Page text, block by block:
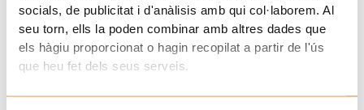
socials, de publicitat i d'anàlisis amb qui col·laborem. Al
seu torn, ells la poden combinar amb altres dades que
els hàgiu proporcionat o hagin recopilat a partir de l'ús
que heu fet dels seus serveis.